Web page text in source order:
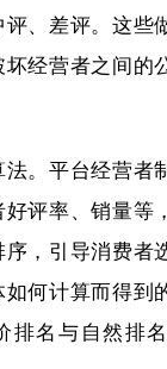
、差评。这些
经营者之间的
平台经营者
评率、销量等
序，引导消费者
如何计算而得到
排名与自然排